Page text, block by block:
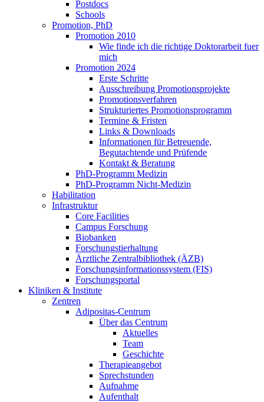
Postdocs
Schools
Promotion, PhD
Promotion 2010
Wie finde ich die richtige Doktorarbeit fuer
mich
Promotion 2024
Erste Schritte
Ausschreibung Promotionsprojekte
Promotionsverfahren
Strukturiertes Promotionsprogramm
Termine & Fristen
Links & Downloads
Informationen für Betreuende,
Begutachtende und Prüfende
Kontakt & Beratung
PhD-Programm Medizin
PhD-Programm Nicht-Medizin
Habilitation
Infrastruktur
Core Facilities
Campus Forschung
Biobanken
Forschungstierhaltung
Ärztliche Zentralbibliothek (ÄZB)
Forschungsinformationssystem (FIS)
Forschungsportal
Kliniken & Institute
Zentren
Adipositas-Centrum
Über das Centrum
Aktuelles
Team
Geschichte
Therapieangebot
Sprechstunden
Aufnahme
Aufenthalt